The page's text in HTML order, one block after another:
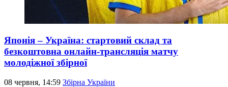
Японія – Україна: стартовий склад та
безкоштовна онлайн-трансляція матчу
молодіжної збірної
08 червня, 14:59 Збірна України